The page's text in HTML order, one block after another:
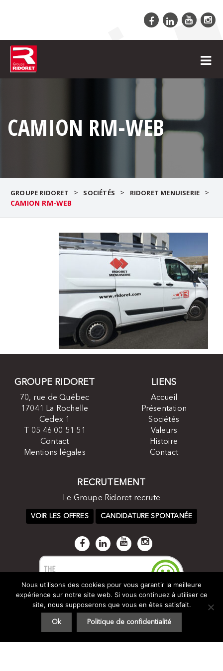
CAMION RM-WEB
GROUPE RIDORET > SOCIÉTÉS > RIDORET MENUISERIE >
CAMION RM-WEB
GROUPE RIDORET
70, rue de Québec
17041 La Rochelle
Cedex 1
T 05 46 00 51 51
Contact
Mentions légales
LIENS
Accueil
Présentation
Sociétés
Valeurs
Histoire
Contact
RECRUTEMENT
Le Groupe Ridoret recrute
VOIR LES OFFRES CANDIDATURE SPONTANÉE
Nous utilisons des cookies pour vous garantir la meilleure
expérience sur notre site web. Si vous continuez à utiliser ce
site, nous supposerons que vous en êtes satisfait.
Ok Politique de confidentialité